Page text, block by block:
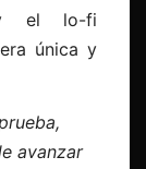
el lo-fi
única y
avanzar